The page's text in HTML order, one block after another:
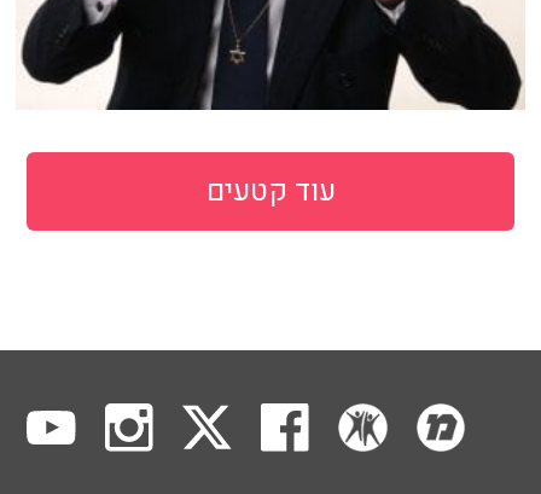
עוד קטעים